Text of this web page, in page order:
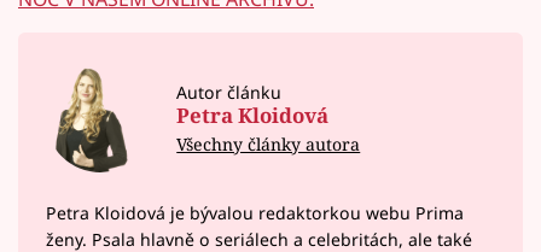
Autor článku
Petra Kloidová
Všechny články autora
Petra Kloidová je bývalou redaktorkou webu Prima
ženy. Psala hlavně o seriálech a celebritách, ale také